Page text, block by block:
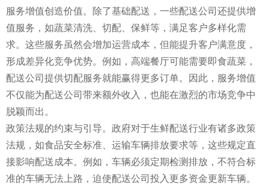
服务增值创造价值。除了基础配送，一些配送公司还提供增
值服务，如蔬菜清洗、切配、保鲜等，满足客户多样化需
求。这些服务虽然会增加运营成本，但能提升客户满意度，
形成差异化竞争优势。例如，高端餐厅可能需要即食蔬菜，
配送公司提供切配服务就能赢得更多订单。因此，服务增值
不仅能为配送公司带来额外收入，也能在激烈的市场竞争中
脱颖而出。
政策法规的约束与引导。政府对于生鲜配送行业有诸多政策
法规，如食品安全标准、运输车辆排放要求等，这些规定直
接影响配送成本。例如，车辆必须定期检测排放，不符合标
准的车辆无法上路，迫使配送公司投入更多资金更新车辆。